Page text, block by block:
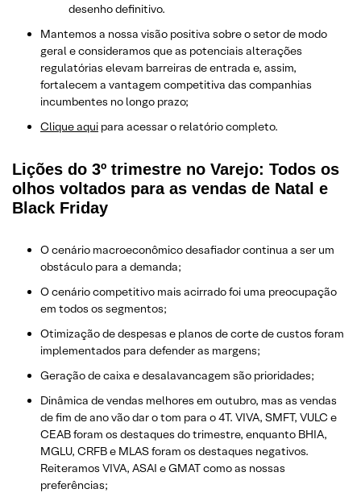
desenho definitivo.
Mantemos a nossa visão positiva sobre o setor de modo
geral e consideramos que as potenciais alterações
regulatórias elevam barreiras de entrada e, assim,
fortalecem a vantagem competitiva das companhias
incumbentes no longo prazo;
Clique aqui para acessar o relatório completo.
Lições do 3º trimestre no Varejo: Todos os
olhos voltados para as vendas de Natal e
Black Friday
O cenário macroeconômico desafiador continua a ser um
obstáculo para a demanda;
O cenário competitivo mais acirrado foi uma preocupação
em todos os segmentos;
Otimização de despesas e planos de corte de custos foram
implementados para defender as margens;
Geração de caixa e desalavancagem são prioridades;
Dinâmica de vendas melhores em outubro, mas as vendas
de fim de ano vão dar o tom para o 4T. VIVA, SMFT, VULC e
CEAB foram os destaques do trimestre, enquanto BHIA,
MGLU, CRFB e MLAS foram os destaques negativos.
Reiteramos VIVA, ASAI e GMAT como as nossas
preferências;